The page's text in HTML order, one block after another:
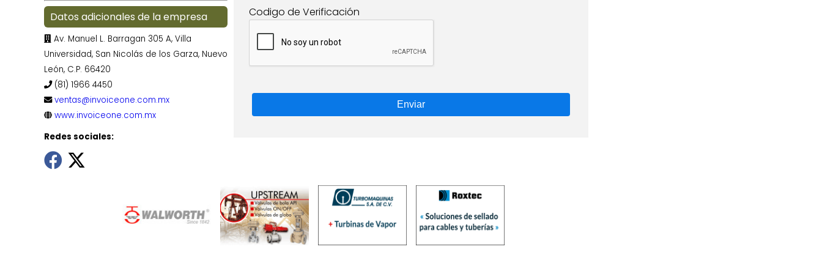
Datos adicionales de la empresa
Av. Manuel L. Barragan 305 A, Villa
Universidad, San Nicolás de los Garza, Nuevo
León, C.P. 66420
(81) 1966 4450
ventas@invoiceone.com.mx
www.invoiceone.com.mx
Redes sociales:
Codigo de Verificación
Enviar